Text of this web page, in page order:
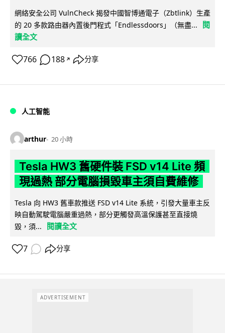
網絡安全公司 VulnCheck 揭發中國智博通電子（Zbtlink）生產
的 20 多款路由器內置後門程式「Endlessdoors」（無盡...
閱
讀全文
766 188 ↗ 分享
人工智能
arthur 20 小時
Tesla HW3 舊硬件裝 FSD v14 Lite 頻
現過熱 部分電腦損毀車主須自費維修
Tesla 向 HW3 舊車款推送 FSD v14 Lite 系統，引發大量車主反
映自動駕駛電腦嚴重過熱，部分更觸發高溫保護甚至直接燒
毀，須...
閱讀全文
7 分享
ADVERTISEMENT